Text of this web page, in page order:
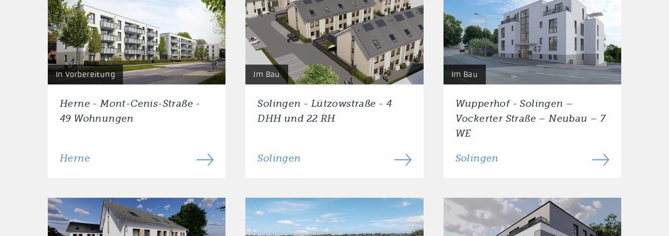
In Vorbereitung
Herne - Mont-Cenis-Straße -
49 Wohnungen
Herne
Im Bau
Solingen - Lützowstraße - 4
DHH und 22 RH
Solingen
Im Bau
Wupperhof - Solingen –
Vockerter Straße – Neubau – 7
WE
Solingen